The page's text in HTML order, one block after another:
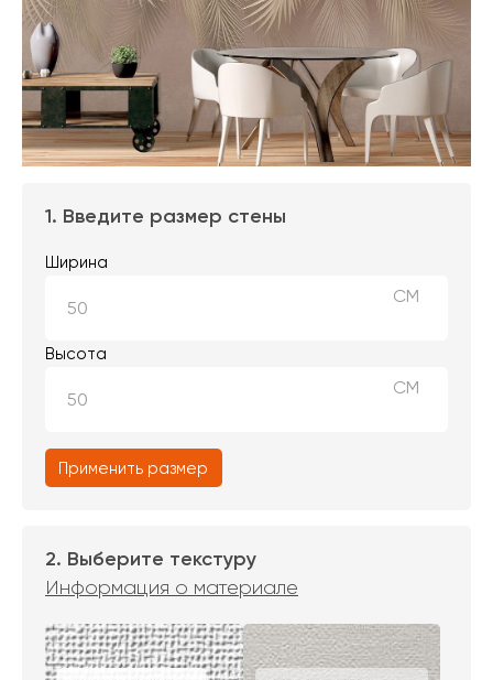
1. Введите размер стены
Ширина
СМ
Высота
СМ
Применить размер
2. Выберите текстуру
Информация о материале